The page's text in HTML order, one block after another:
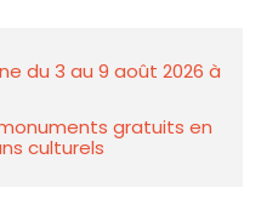
du 3 au 9 août 2026 à
gratuits en
culturels